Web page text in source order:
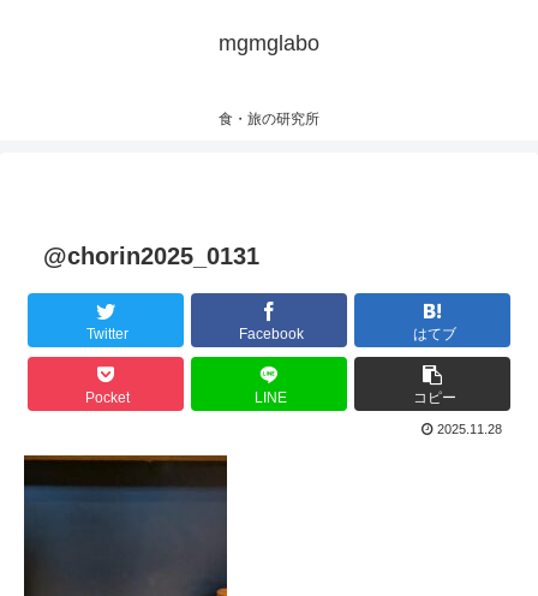
mgmglabo
食・旅の研究所
@chorin2025_0131
Twitter Facebook はてブ
Pocket LINE コピー
2025.11.28